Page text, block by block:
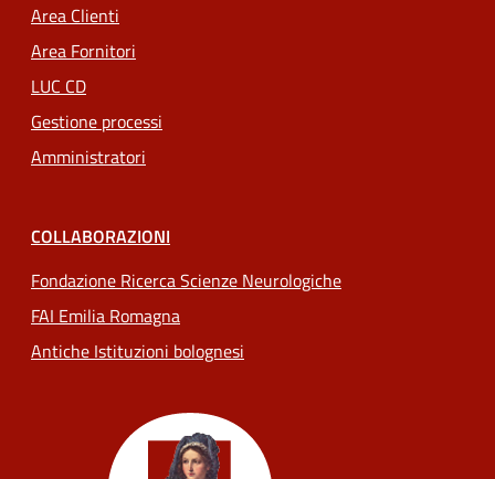
Area Clienti
Area Fornitori
LUC CD
Gestione processi
Amministratori
COLLABORAZIONI
Fondazione Ricerca Scienze Neurologiche
FAI Emilia Romagna
Antiche Istituzioni bolognesi